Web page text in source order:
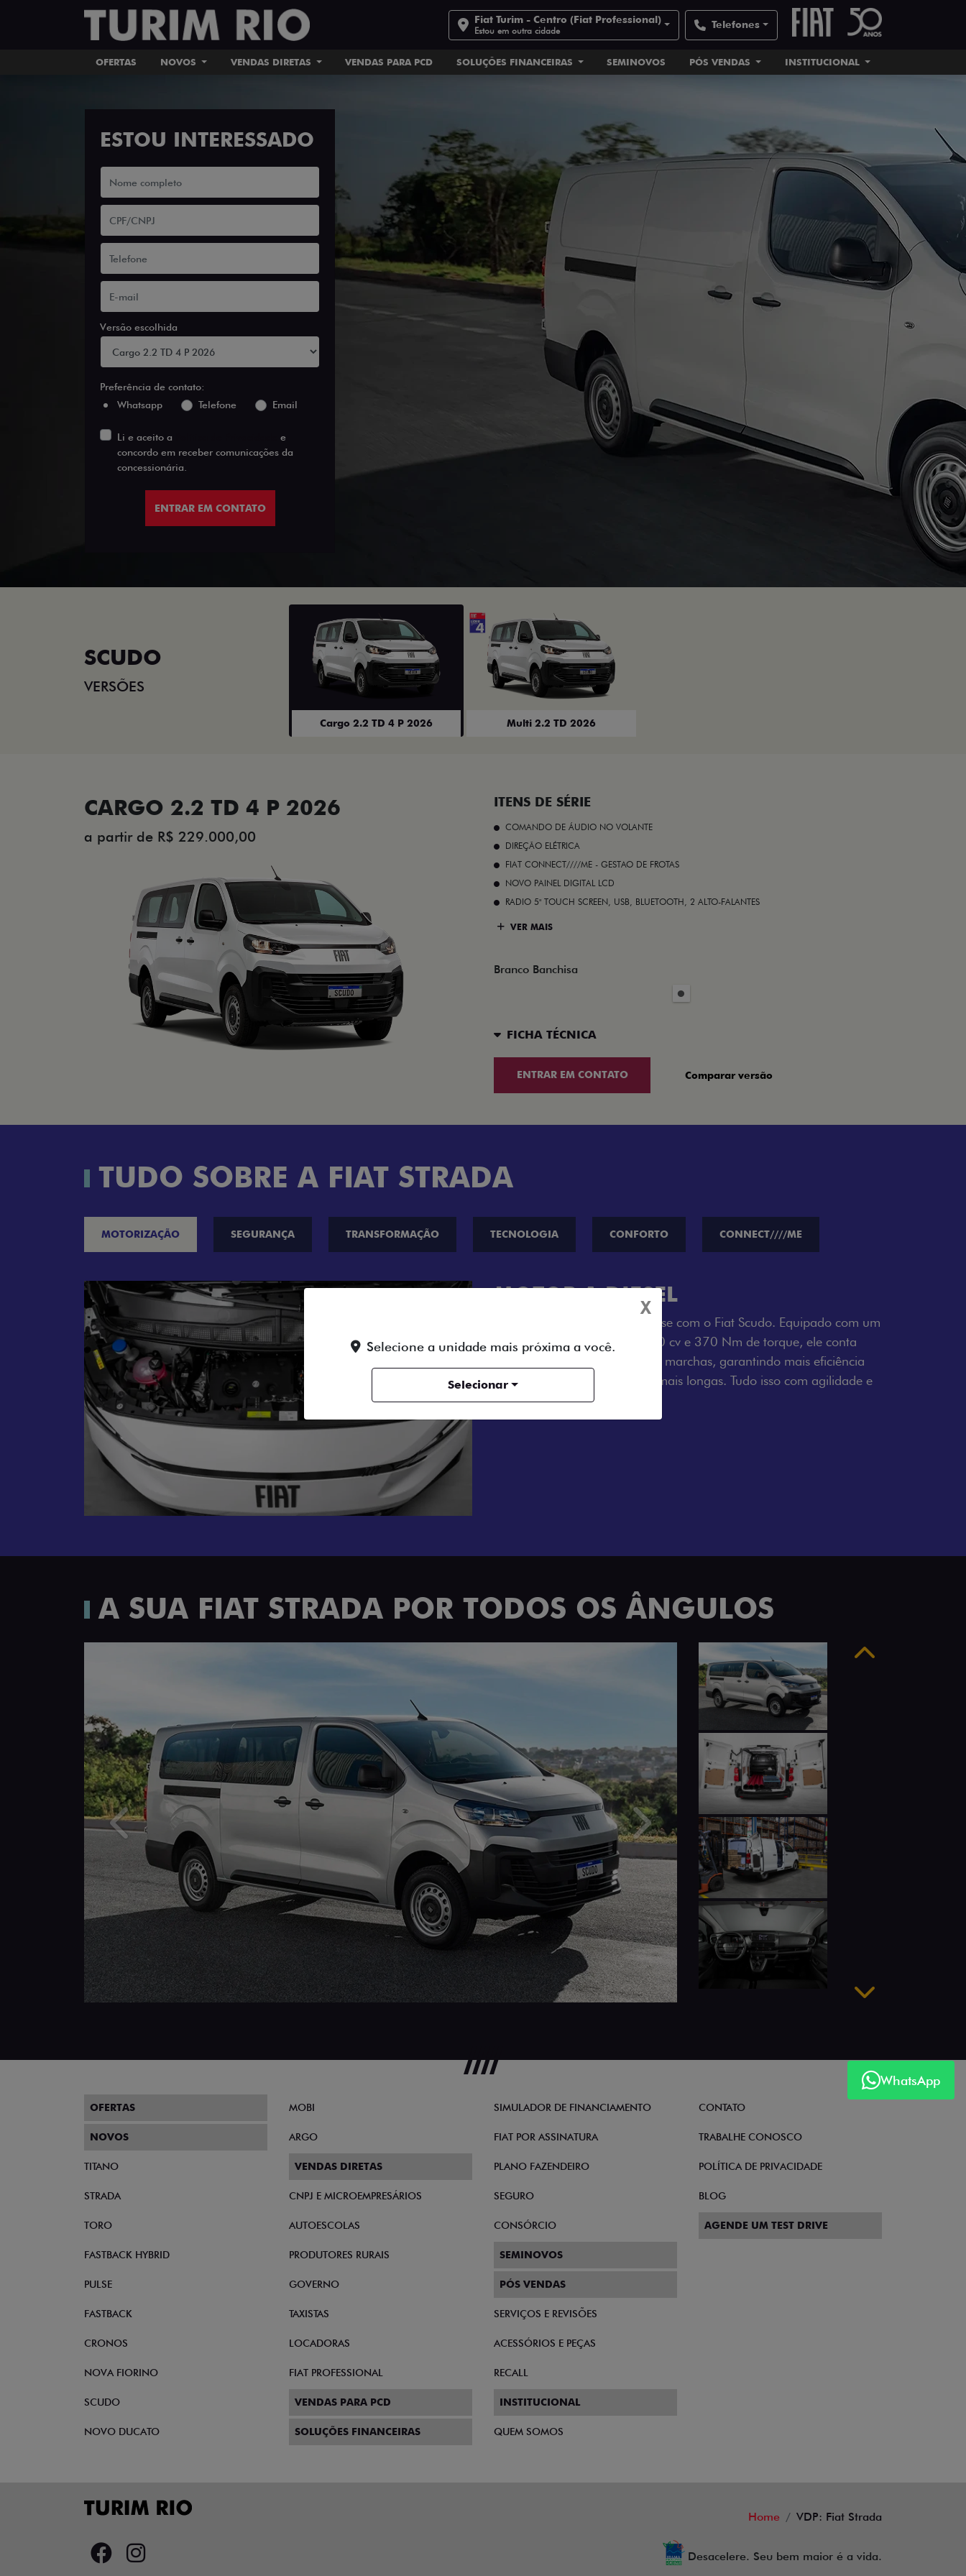
Fiat Turim - Centro (Fiat Professional)
Estou em outra cidade Telefones
OFERTAS NOVOS VENDAS DIRETAS VENDAS PARA PCD SOLUÇÕES FINANCEIRAS SEMINOVOS PÓS VENDAS INSTITUCIONAL
ESTOU INTERESSADO
Versão escolhida
Preferência de contato:
Whatsapp
Telefone Email
Li e aceito a
e
concordo em receber comunicações da
concessionária.
ENTRAR EM CONTATO
SCUDO
VERSÕES
Cargo 2.2 TD 4 P 2026 Multi 2.2 TD 2026
CARGO 2.2 TD 4 P 2026
a partir de R$ 229.000,00
ITENS DE SÉRIE
COMANDO DE ÁUDIO NO VOLANTE
DIREÇÃO ELÉTRICA
FIAT CONNECT////ME - GESTAO DE FROTAS
NOVO PAINEL DIGITAL LCD
RADIO 5" TOUCH SCREEN, USB, BLUETOOTH, 2 ALTO-FALANTES
VER MAIS
Branco Banchisa
FICHA TÉCNICA
ENTRAR EM CONTATO Comparar versão
TUDO SOBRE A FIAT STRADA
MOTORIZAÇÃO SEGURANÇA TRANSFORMAÇÃO TECNOLOGIA CONFORTO CONNECT////ME
MOTOR A DIESEL
Tenha um dia a dia sem estresse com o Fiat Scudo. Equipado com um
motor 2.2 Turbo Diesel de 150 cv e 370 Nm de torque, ele conta
com transmissão manual de 6 marchas, garantindo mais eficiência
até nas jornadas de trabalho mais longas. Tudo isso com agilidade e
economia para o seu negócio.
A SUA FIAT STRADA POR TODOS OS ÂNGULOS
Anterior Próximo
Anterior
WhatsApp
OFERTAS
NOVOS
TITANO
STRADA
TORO
FASTBACK HYBRID
PULSE
FASTBACK
CRONOS
NOVA FIORINO
SCUDO
NOVO DUCATO
MOBI
ARGO
VENDAS DIRETAS
CNPJ E MICROEMPRESÁRIOS
AUTOESCOLAS
PRODUTORES RURAIS
GOVERNO
TAXISTAS
LOCADORAS
FIAT PROFESSIONAL
VENDAS PARA PCD
SOLUÇÕES FINANCEIRAS
SIMULADOR DE FINANCIAMENTO
FIAT POR ASSINATURA
PLANO FAZENDEIRO
SEGURO
CONSÓRCIO
SEMINOVOS
PÓS VENDAS
SERVIÇOS E REVISÕES
ACESSÓRIOS E PEÇAS
RECALL
INSTITUCIONAL
QUEM SOMOS
CONTATO
TRABALHE CONOSCO
POLÍTICA DE PRIVACIDADE
BLOG
AGENDE UM TEST DRIVE
Home VDP: Fiat Strada
Desacelere. Seu bem maior é a vida.
X
Selecione a unidade mais próxima a você.
Selecionar